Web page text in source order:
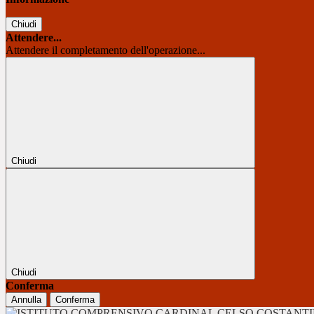
Chiudi
Attendere...
Attendere il completamento dell'operazione...
Chiudi
Chiudi
Conferma
Annulla Conferma